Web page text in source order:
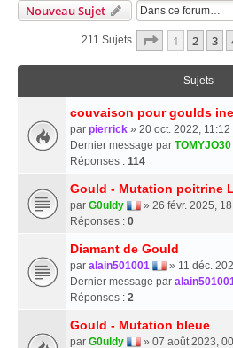
Nouveau Sujet
211 Sujets Page 1Sur
1 2 3
Sujets
couvaison pour goulds
par pierrick » 20 oct. 2022, 11:12
Dernier message par TOMYJO30
Réponses : 114
Gould - Mutation poitrine
par G0uldy
» 26 févr. 2025,
Réponses : 0
Diamant de Gould
par alain501001
» 11 déc.
Dernier message par
Réponses : 2
Gould - Mutation bleue
par G0uldy
» 07 août 2023,